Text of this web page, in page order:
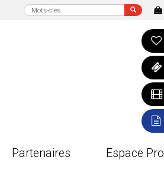
Partenaires Espace Pro